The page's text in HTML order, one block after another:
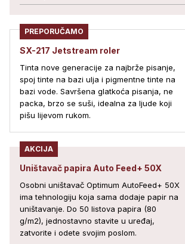
PREPORUČAMO
SX-217 Jetstream roler
Tinta nove generacije za najbrže pisanje,
spoj tinte na bazi ulja i pigmentne tinte na
bazi vode. Savršena glatkoća pisanja, ne
packa, brzo se suši, idealna za ljude koji
pišu lijevom rukom.
AKCIJA
Uništavač papira Auto Feed+ 50X
Osobni uništavač Optimum AutoFeed+ 50X
ima tehnologiju koja sama dodaje papir na
uništavanje. Do 50 listova papira (80
g/m2), jednostavno stavite u uređaj,
zatvorite i odete svojim poslom.